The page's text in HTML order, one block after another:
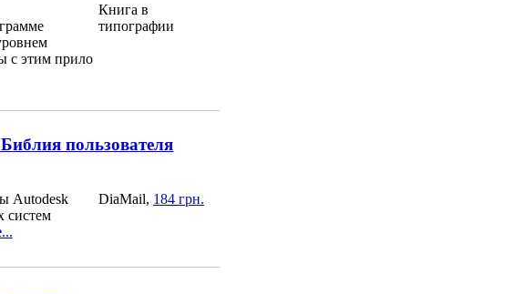
с этим прило
Книга в
типографии
пользователя
Autodesk
систем
...
DiaMail, 184 грн.